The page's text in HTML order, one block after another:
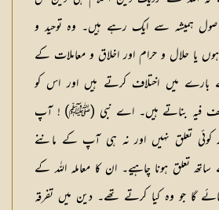
ہمیشہ سے ایک رہے ہیں۔ وہ توحید و
یا حلال و حرام اور اخلاق و معاملات کے
بارے میں اختلاف کرتے ہیں اور اس کو
فیہ بناتے ہیں۔ اے نبی (ﷺ) ! آپ
کوئی تعلق نہیں اور نہ ہی آپ کے ماننے
تعلق ہونا چاہیے۔ ان کا معاملہ اللہ کے
گا جو وہ کیا کرتے تھے۔ دین میں تفرقہ